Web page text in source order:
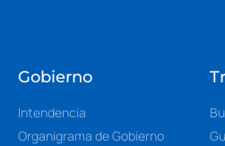
Gobierno
Intendencia
Organigrama de Gobierno